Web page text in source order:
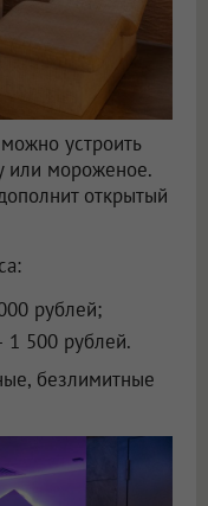
устроить
или мороженое.
открытый
рублей;
1 500 рублей.
безлимитные